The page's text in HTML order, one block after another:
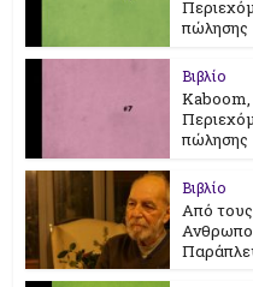
πώλησης
Βιβλίο
Kaboom,
πώλησης
Βιβλίο
Από τους